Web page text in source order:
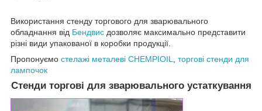
Використання стенду торгового для зварювального
обладнання від Бендвис дозволяє максимально представити
різні види упакованої в коробки продукції.
Пропонуємо стелажі металеві CHEMPIOIL, торгові стенди для
лампочок
Стенди торгові для зварювального устаткування